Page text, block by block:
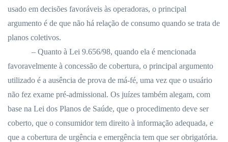
usado em decisões favoráveis às operadoras, o principal
argumento é de que não há relação de consumo quando se trata de
planos coletivos.
– Quanto à Lei 9.656/98, quando ela é mencionada
favoravelmente à concessão de cobertura, o principal argumento
utilizado é a ausência de prova de má-fé, uma vez que o usuário
não fez exame pré-admissional. Os juízes também alegam, com
base na Lei dos Planos de Saúde, que o procedimento deve ser
coberto, que o consumidor tem direito à informação adequada, e
que a cobertura de urgência e emergência tem que ser obrigatória.